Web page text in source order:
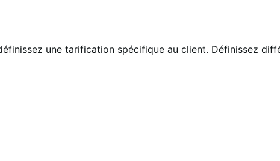
une tarification spécifique au client. Définissez